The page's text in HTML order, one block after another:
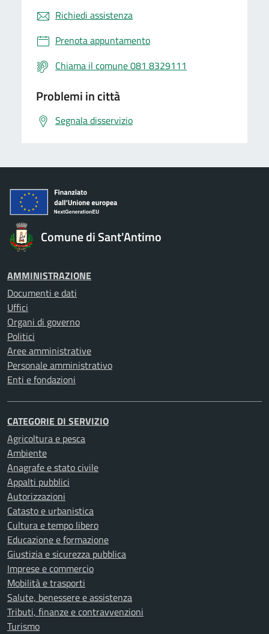
Richiedi assistenza
Prenota appuntamento
Chiama il comune 081 8329111
Problemi in città
Segnala disservizio
Comune di Sant'Antimo
AMMINISTRAZIONE
Documenti e dati
Uffici
Organi di governo
Politici
Aree amministrative
Personale amministrativo
Enti e fondazioni
CATEGORIE DI SERVIZIO
Agricoltura e pesca
Ambiente
Anagrafe e stato civile
Appalti pubblici
Autorizzazioni
Catasto e urbanistica
Cultura e tempo libero
Educazione e formazione
Giustizia e sicurezza pubblica
Imprese e commercio
Mobilità e trasporti
Salute, benessere e assistenza
Tributi, finanze e contravvenzioni
Turismo